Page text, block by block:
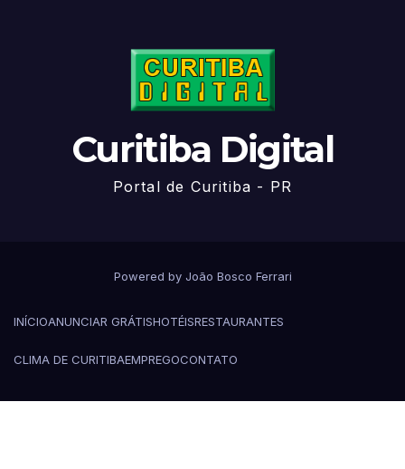
Curitiba Digital
Portal de Curitiba - PR
Powered by João Bosco Ferrari
INÍCIOANUNCIAR GRÁTISHOTÉISRESTAURANTES
CLIMA DE CURITIBAEMPREGOCONTATO